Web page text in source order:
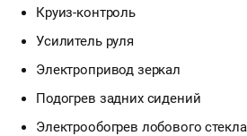
Круиз-контроль
Усилитель руля
Электропривод зеркал
Подогрев задних сидений
Электрообогрев лобового стекла